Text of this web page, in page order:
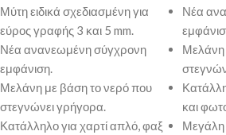
Μύτη ειδικά σχεδιασμένη για
εύρος γραφής 3 και 5 mm.
Νέα ανανεωμένη σύγχρονη
εμφάνιση.
Μελάνη με βάση το νερό που
στεγνώνει γρήγορα.
Κατάλληλο για χαρτί απλό, φαξ
Νέα
Μελάνη
και
Μεγάλη